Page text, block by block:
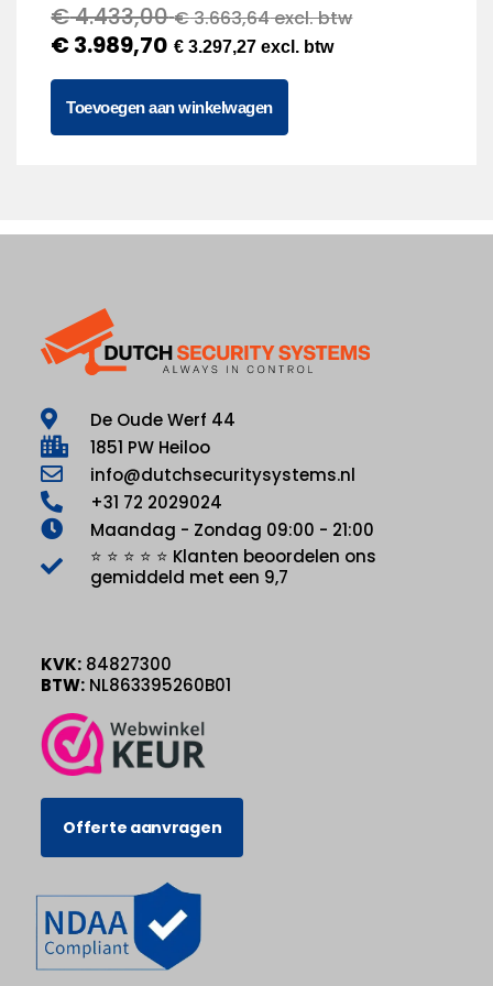
€4.433,00 €3.663,64excl. btw
€3.989,70 € 3.297,27 excl. btw
Toevoegen aan winkelwagen
De Oude Werf 44
1851 PW Heiloo
info@dutchsecuritysystems.nl
+31 72 2029024
Maandag - Zondag 09:00 - 21:00
⭐ ⭐ ⭐ ⭐ ⭐ Klanten beoordelen ons
gemiddeld met een 9,7
KVK: 84827300
BTW: NL863395260B01
Offerte aanvragen